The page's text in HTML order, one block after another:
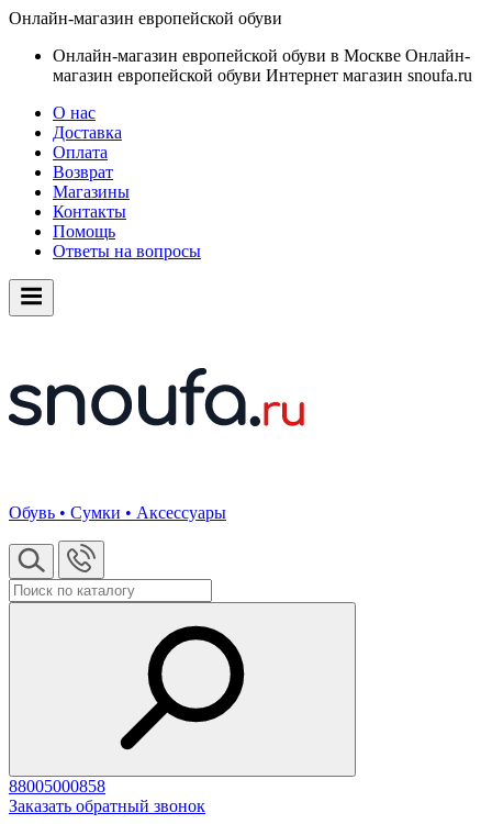
Онлайн-магазин европейской обуви
Онлайн-магазин европейской обуви в Москве Онлайн-
магазин европейской обуви Интернет магазин snoufa.ru
О нас
Доставка
Оплата
Возврат
Магазины
Контакты
Помощь
Ответы на вопросы
Обувь • Сумки • Аксессуары
88005000858
Заказать обратный звонок